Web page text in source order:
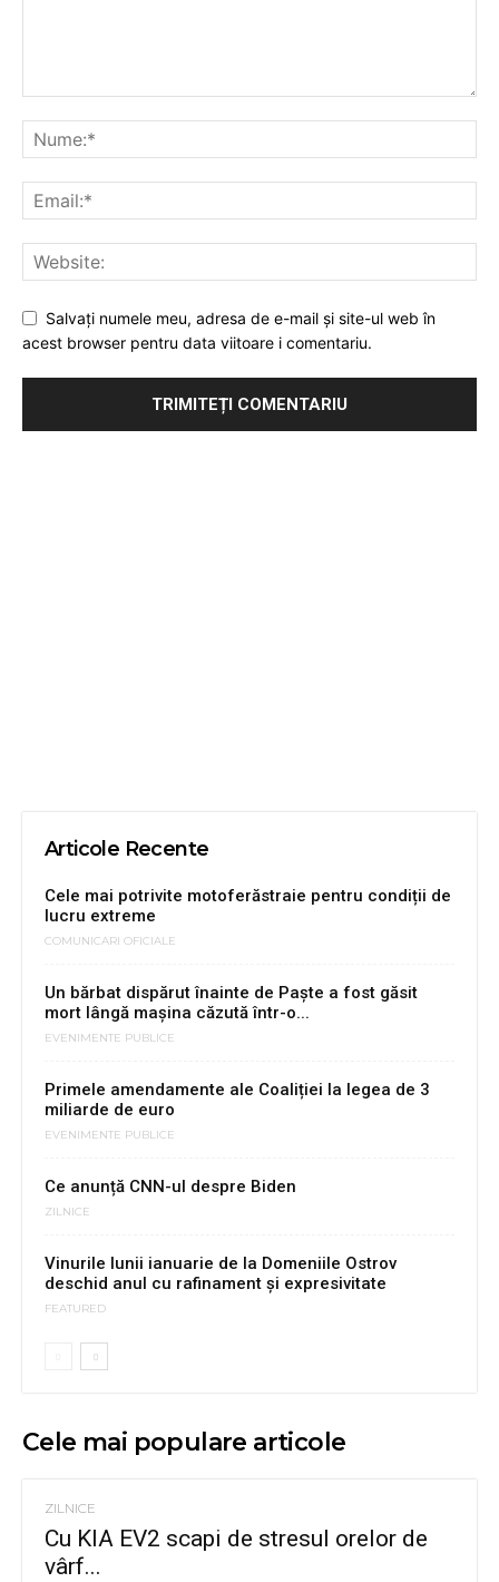
Salvați numele meu, adresa de e-mail și site-ul web în
acest browser pentru data viitoare i comentariu.
Articole Recente
Cele mai potrivite motoferăstraie pentru condiții de
lucru extreme
COMUNICARI OFICIALE
Un bărbat dispărut înainte de Paște a fost găsit
mort lângă mașina căzută într-o...
EVENIMENTE PUBLICE
Primele amendamente ale Coaliției la legea de 3
miliarde de euro
EVENIMENTE PUBLICE
Ce anunță CNN-ul despre Biden
ZILNICE
Vinurile lunii ianuarie de la Domeniile Ostrov
deschid anul cu rafinament și expresivitate
FEATURED
Cele mai populare articole
ZILNICE
Cu KIA EV2 scapi de stresul orelor de
vârf...